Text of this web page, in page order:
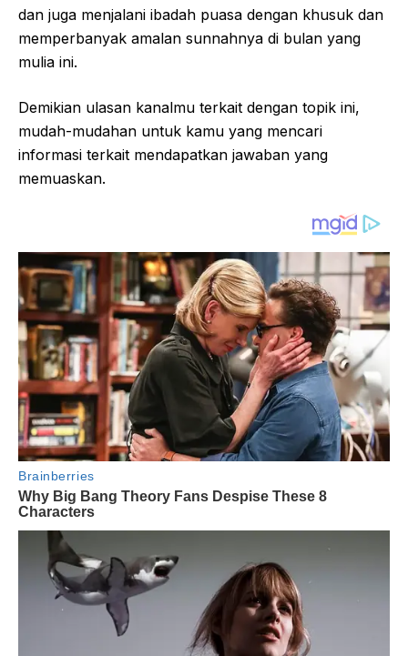
dan juga menjalani ibadah puasa dengan khusuk dan
memperbanyak amalan sunnahnya di bulan yang
mulia ini.
Demikian ulasan kanalmu terkait dengan topik ini,
mudah-mudahan untuk kamu yang mencari
informasi terkait mendapatkan jawaban yang
memuaskan.